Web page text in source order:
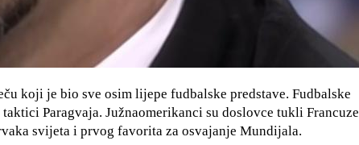
koji je bio sve osim lijepe fudbalske predstave. Fudbalske
Paragvaja. Južnaomerikanci su doslovce tukli Francuze
svijeta i prvog favorita za osvajanje Mundijala.